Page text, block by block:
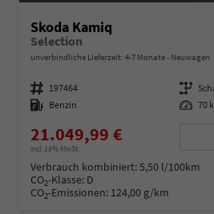
Skoda Kamiq
Selection
unverbindliche Lieferzeit: 4-7 Monate Neuwagen
Fahrzeugnummer 197464 Getriebe
Kraftstoff Benzin Leistung 70
21.049,99 €
incl. 19% MwSt.
Verbrauch kombiniert:5,50 l/100km
CO2-Klasse: D
CO2-Emissionen: 124,00 g/km